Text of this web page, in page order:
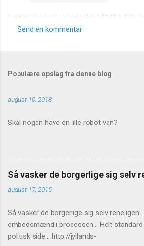
m
t
e
r
Send en kommentar
Populære opslag fra denne blog
august 10, 2018
Skal nogen have en lille robot ven?
Så vasker de borgerlige sig selv
august 17, 2015
Så vasker de borgerlige sig selv rene
embedsmænd i processen... Helt
politisk side... http://jyllands-